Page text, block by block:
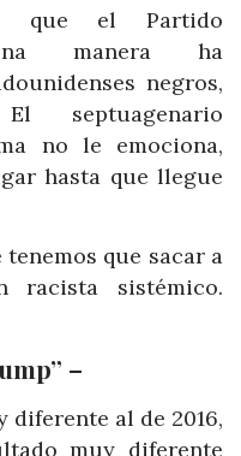
que el Partido
manera ha
negros,
septuagenario
no le emociona,
hasta que llegue
que sacar a
racista sistémico.
–
diferente al de 2016,
muy diferente